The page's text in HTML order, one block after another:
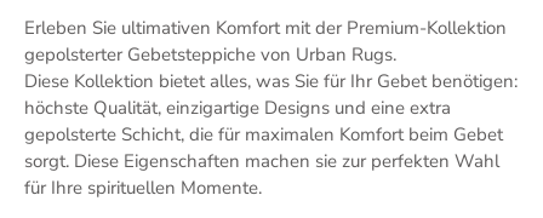
Erleben Sie ultimativen Komfort mit der Premium-Kollektion
gepolsterter Gebetsteppiche von Urban Rugs.
Diese Kollektion bietet alles, was Sie für Ihr Gebet benötigen:
höchste Qualität, einzigartige Designs und eine extra
gepolsterte Schicht, die für maximalen Komfort beim Gebet
sorgt. Diese Eigenschaften machen sie zur perfekten Wahl
für Ihre spirituellen Momente.